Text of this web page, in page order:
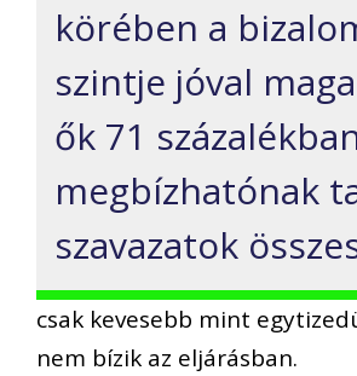
körében a
szintje jóval
ők 71
megbízhatónak
szavazatok
csak kevesebb mint
nem bízik az eljárásban.